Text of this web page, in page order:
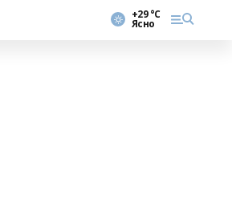
+29 °С
Ясно